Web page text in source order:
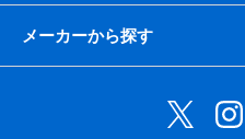
メーカーから探す